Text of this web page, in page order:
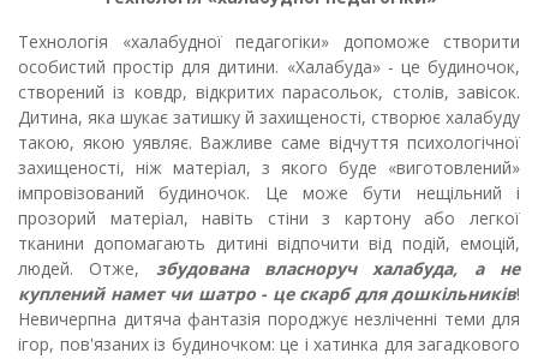
Технологія «халабудної педагогіки» допоможе створити
особистий простір для дитини. «Халабуда» - це будиночок,
створений із ковдр, відкритих парасольок, столів, завісок.
Дитина, яка шукає затишку й захищеності, створює халабуду
такою, якою уявляє. Важливе саме відчуття психологічної
захищеності, ніж матеріал, з якого буде «виготовлений»
імпровізований будиночок. Це може бути нещільний і
прозорий матеріал, навіть стіни з картону або легкої
тканини допомагають дитині відпочити від подій, емоцій,
людей. Отже, збудована власноруч халабуда, а не
куплений намет чи шатро - це скарб для дошкільників!
Невичерпна дитяча фантазія породжує незліченні теми для
ігор, пов'язаних із будиночком: це і хатинка для загадкового